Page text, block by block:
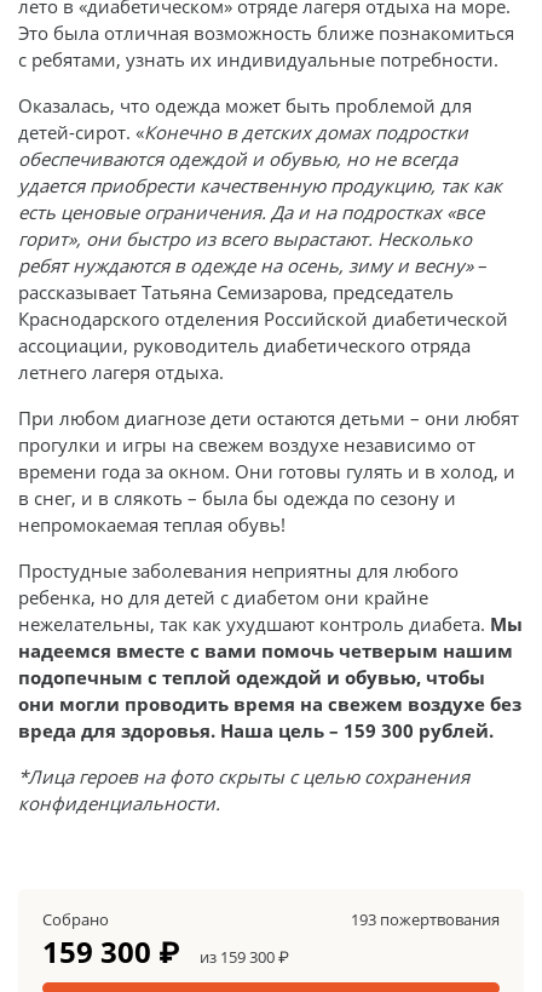
лето в «диабетическом» отряде лагеря отдыха на море.
Это была отличная возможность ближе познакомиться
с ребятами, узнать их индивидуальные потребности.
Оказалась, что одежда может быть проблемой для
детей-сирот. «Конечно в детских домах подростки
обеспечиваются одеждой и обувью, но не всегда
удается приобрести качественную продукцию, так как
есть ценовые ограничения. Да и на подростках «все
горит», они быстро из всего вырастают. Несколько
ребят нуждаются в одежде на осень, зиму и весну»–
рассказывает Татьяна Семизарова, председатель
Краснодарского отделения Российской диабетической
ассоциации, руководитель диабетического отряда
летнего лагеря отдыха.
При любом диагнозе дети остаются детьми – они любят
прогулки и игры на свежем воздухе независимо от
времени года за окном. Они готовы гулять и в холод, и
в снег, и в слякоть – была бы одежда по сезону и
непромокаемая теплая обувь!
Простудные заболевания неприятны для любого
ребенка, но для детей с диабетом они крайне
нежелательны, так как ухудшают контроль диабета. Мы
надеемся вместе с вами помочь четверым нашим
подопечным с теплой одеждой и обувью, чтобы
они могли проводить время на свежем воздухе без
вреда для здоровья. Наша цель – 159 300 рублей.
*Лица героев на фото скрыты с целью сохранения
конфиденциальности.
Собрано 193 пожертвования
159 300 ₽ из 159 300 ₽